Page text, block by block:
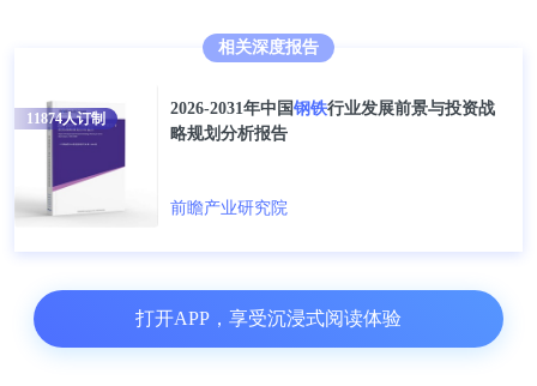
2020年全年中国钢材进口量累计突破2000万吨
据中国海关总署数据显示，2019年全年中国钢材进口
量达到了1230万吨，累计下降6.5%。截止至2020年12
月中国钢材进口量为137万吨，同比下降7.3%。累计
方面，2020年全年中国钢材进口量累计达到2023万
吨，累计增长64.4%。
相关深度报告
2026-2031年中国钢铁行业发展前景与投资战
略规划分析报告
前瞻产业研究院
11874人订制
打开APP，享受沉浸式阅读体验